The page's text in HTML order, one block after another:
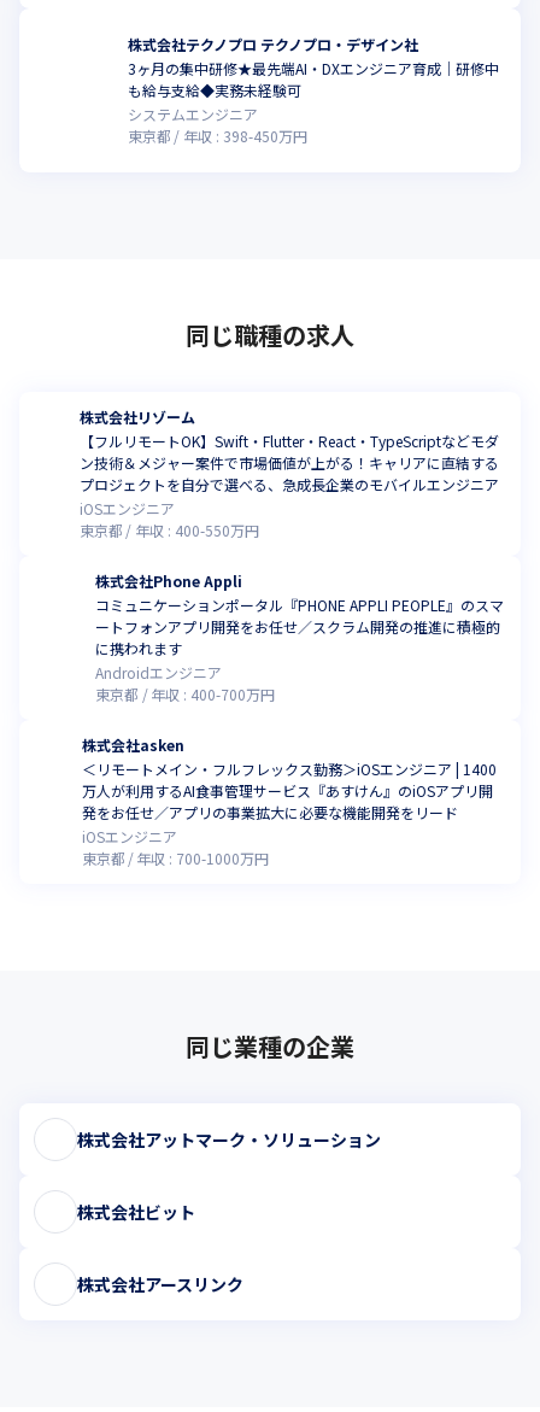
株式会社テクノプロ テクノプロ・デザイン社
3ヶ月の集中研修★最先端AI・DXエンジニア育成｜研修中
も給与支給◆実務未経験可
システムエンジニア
東京都
年収 : 398-450万円
同じ職種の求人
株式会社リゾーム
【フルリモートOK】Swift・Flutter・React・TypeScriptなどモダ
ン技術＆メジャー案件で市場価値が上がる！キャリアに直結する
プロジェクトを自分で選べる、急成長企業のモバイルエンジニア
iOSエンジニア
東京都
年収 : 400-550万円
株式会社Phone Appli
コミュニケーションポータル『PHONE APPLI PEOPLE』のスマ
ートフォンアプリ開発をお任せ／スクラム開発の推進に積極的
に携われます
Androidエンジニア
東京都
年収 : 400-700万円
株式会社asken
＜リモートメイン・フルフレックス勤務＞iOSエンジニア | 1400
万人が利用するAI食事管理サービス『あすけん』のiOSアプリ開
発をお任せ／アプリの事業拡大に必要な機能開発をリード
iOSエンジニア
東京都
年収 : 700-1000万円
同じ業種の企業
株式会社アットマーク・ソリューション
株式会社ビット
株式会社アースリンク